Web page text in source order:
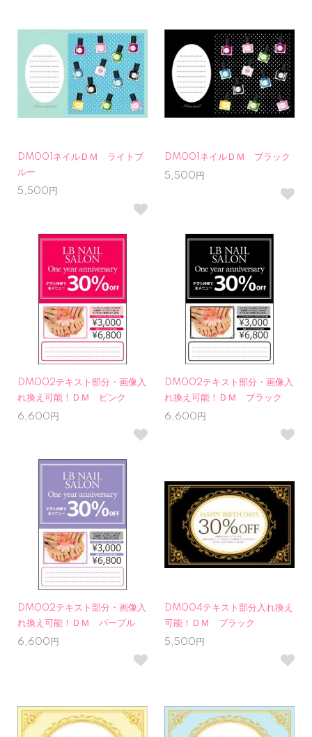
DM001ネイルＤＭ ライトブ
ルー
5,500円
DM001ネイルＤＭ ブラック
5,500円
DM002テキスト部分・画像入
れ換え可能！ＤＭ ピンク
6,600円
DM002テキスト部分・画像入
れ換え可能！ＤＭ ブラック
6,600円
DM002テキスト部分・画像入
れ換え可能！ＤＭ パープル
6,600円
DM004テキスト部分入れ換え
可能！ＤＭ ブラック
5,500円